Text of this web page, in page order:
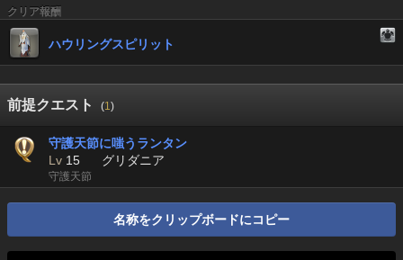
クリア報酬
ハウリングスピリット
前提クエスト (1)
守護天節に嗤うランタン
Lv 15 グリダニア
守護天節
名称をクリップボードにコピー